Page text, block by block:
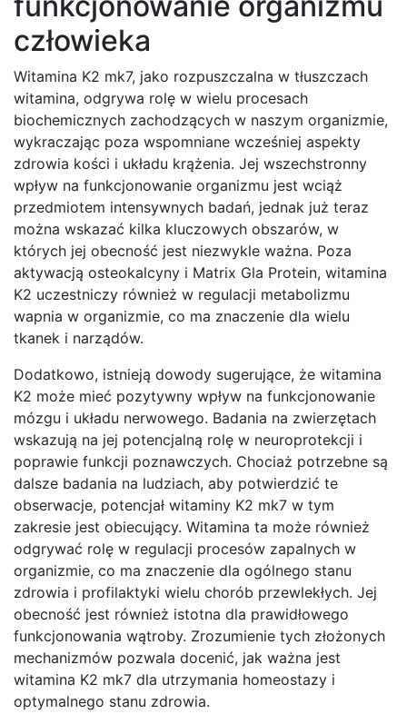
człowieka
Witamina K2 mk7, jako rozpuszczalna w tłuszczach
witamina, odgrywa rolę w wielu procesach
biochemicznych zachodzących w naszym organizmie,
wykraczając poza wspomniane wcześniej aspekty
zdrowia kości i układu krążenia. Jej wszechstronny
wpływ na funkcjonowanie organizmu jest wciąż
przedmiotem intensywnych badań, jednak już teraz
można wskazać kilka kluczowych obszarów, w
których jej obecność jest niezwykle ważna. Poza
aktywacją osteokalcyny i Matrix Gla Protein, witamina
K2 uczestniczy również w regulacji metabolizmu
wapnia w organizmie, co ma znaczenie dla wielu
tkanek i narządów.
Dodatkowo, istnieją dowody sugerujące, że witamina
K2 może mieć pozytywny wpływ na funkcjonowanie
mózgu i układu nerwowego. Badania na zwierzętach
wskazują na jej potencjalną rolę w neuroprotekcji i
poprawie funkcji poznawczych. Chociaż potrzebne są
dalsze badania na ludziach, aby potwierdzić te
obserwacje, potencjał witaminy K2 mk7 w tym
zakresie jest obiecujący. Witamina ta może również
odgrywać rolę w regulacji procesów zapalnych w
organizmie, co ma znaczenie dla ogólnego stanu
zdrowia i profilaktyki wielu chorób przewlekłych. Jej
obecność jest również istotna dla prawidłowego
funkcjonowania wątroby. Zrozumienie tych złożonych
mechanizmów pozwala docenić, jak ważna jest
witamina K2 mk7 dla utrzymania homeostazy i
optymalnego stanu zdrowia.